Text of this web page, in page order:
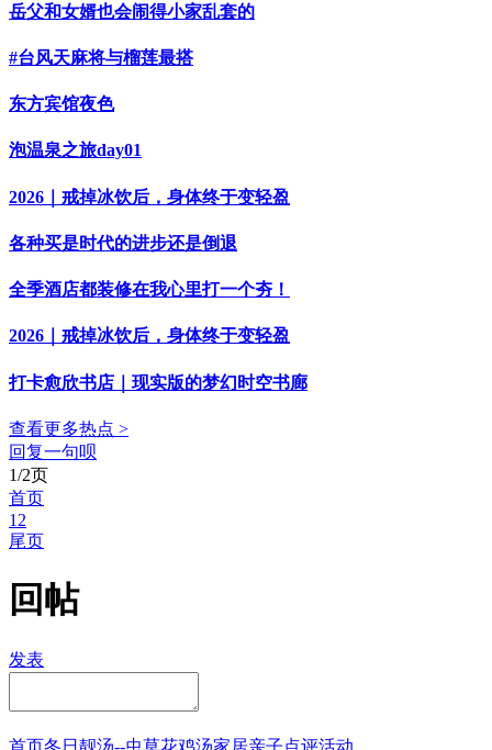
岳父和女婿也会闹得小家乱套的
#台风天麻将与榴莲最搭
东方宾馆夜色
泡温泉之旅day01
2026｜戒掉冰饮后，身体终于变轻盈
各种买是时代的进步还是倒退
全季酒店都装修在我心里打一个夯！
2026｜戒掉冰饮后，身体终于变轻盈
打卡愈欣书店｜现实版的梦幻时空书廊
查看更多热点 >
回复一句呗
1/2页
首页
1 2
尾页
回帖
发表
首页冬日靓汤--虫草花鸡汤家居亲子点评活动